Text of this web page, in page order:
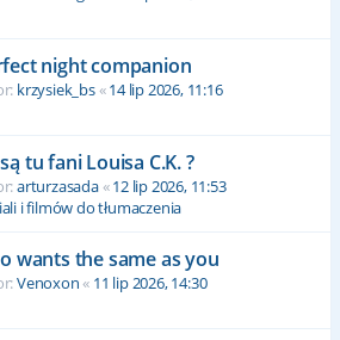
night companion
krzysiek_bs«14 lip 2026, 11:16
tu fani Louisa C.K. ?
arturzasada«12 lip 2026, 11:53
i filmów do tłumaczenia
wants the same as you
Venoxon« 11 lip 2026, 14:30